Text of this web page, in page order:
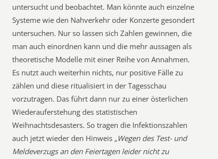
untersucht und beobachtet. Man könnte auch einzelne
Systeme wie den Nahverkehr oder Konzerte gesondert
untersuchen. Nur so lassen sich Zahlen gewinnen, die
man auch einordnen kann und die mehr aussagen als
theoretische Modelle mit einer Reihe von Annahmen.
Es nutzt auch weiterhin nichts, nur positive Fälle zu
zählen und diese ritualisiert in der Tagesschau
vorzutragen. Das führt dann nur zu einer österlichen
Wiederauferstehung des statistischen
Weihnachtsdesasters. So tragen die Infektionszahlen
auch jetzt wieder den Hinweis „Wegen des Test- und
Meldeverzugs an den Feiertagen leider nicht zu